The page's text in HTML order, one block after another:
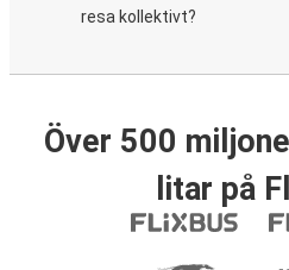
resa kollektivt?
Över 500
litar på